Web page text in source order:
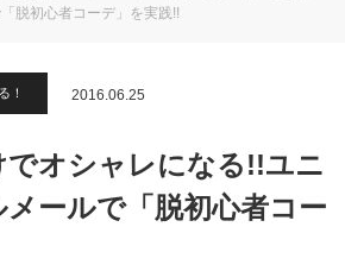
脱初心者コーデ」を実践!!
！ 2016.06.25
オシャレになる!!ユニ
ールで「脱初心者コー